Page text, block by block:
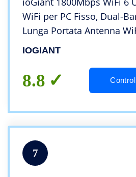
WiFi per PC Fisso, Dual-
Lunga Portata Antenna
Alto Guadagno Internet
Windows 11/10
IOGIANT
8.8
7